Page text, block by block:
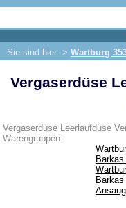
Sie sind hier: > Wartburg
IFA Motor
IFA-Fahrzeuge
Trabant 1.1
Wartburg 353
Ersatzteile
Auspuff
Vergaserdüse
Vergaserdüse Leerlaufdüse
Warengruppen: